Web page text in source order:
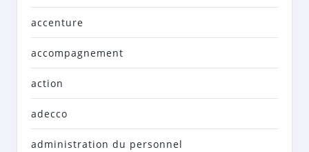
accenture
accompagnement
action
adecco
administration du personnel